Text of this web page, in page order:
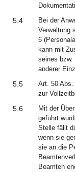
5.4
Bei der
Verwaltung
6
kann mit
seines bzw.
anderer
5.5
Art. 50
zur
5.6
Mit der
geführt
Stelle fällt
wenn sie
sie an die
Beamten